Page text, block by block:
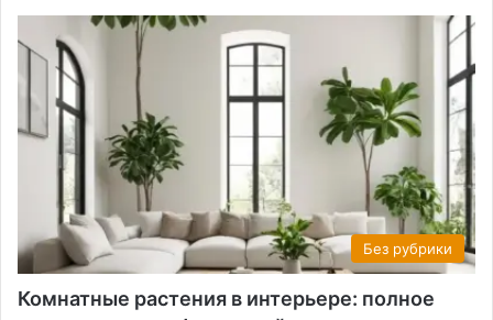
Без рубрики
Комнатные растения в интерьере: полное